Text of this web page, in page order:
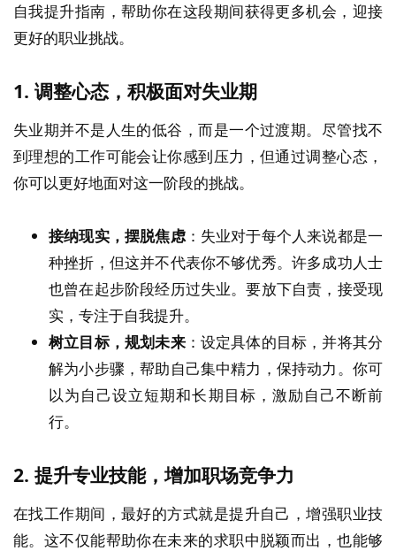
自我提升指南，帮助你在这段期间获得更多机会，迎接
更好的职业挑战。
1. 调整心态，积极面对失业期
失业期并不是人生的低谷，而是一个过渡期。尽管找不
到理想的工作可能会让你感到压力，但通过调整心态，
你可以更好地面对这一阶段的挑战。
接纳现实，摆脱焦虑：失业对于每个人来说都是一
种挫折，但这并不代表你不够优秀。许多成功人士
也曾在起步阶段经历过失业。要放下自责，接受现
实，专注于自我提升。
树立目标，规划未来：设定具体的目标，并将其分
解为小步骤，帮助自己集中精力，保持动力。你可
以为自己设立短期和长期目标，激励自己不断前
行。
2. 提升专业技能，增加职场竞争力
在找工作期间，最好的方式就是提升自己，增强职业技
能。这不仅能帮助你在未来的求职中脱颖而出，也能够